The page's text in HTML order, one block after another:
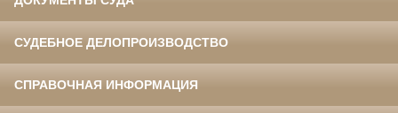
СУДЕБНОЕ ДЕЛОПРОИЗВОДСТВО
СПРАВОЧНАЯ ИНФОРМАЦИЯ